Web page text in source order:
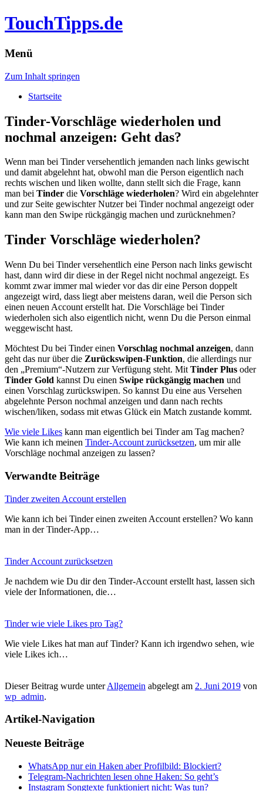
TouchTipps.de
Menü
Zum Inhalt springen
Startseite
Tinder-Vorschläge wiederholen und
nochmal anzeigen: Geht das?
Wenn man bei Tinder versehentlich jemanden nach links gewischt
und damit abgelehnt hat, obwohl man die Person eigentlich nach
rechts wischen und liken wollte, dann stellt sich die Frage, kann
man bei Tinder die Vorschläge wiederholen? Wird ein abgelehnter
und zur Seite gewischter Nutzer bei Tinder nochmal angezeigt oder
kann man den Swipe rückgängig machen und zurücknehmen?
Tinder Vorschläge wiederholen?
Wenn Du bei Tinder versehentlich eine Person nach links gewischt
hast, dann wird dir diese in der Regel nicht nochmal angezeigt. Es
kommt zwar immer mal wieder vor das dir eine Person doppelt
angezeigt wird, dass liegt aber meistens daran, weil die Person sich
einen neuen Account erstellt hat. Die Vorschläge bei Tinder
wiederholen sich also eigentlich nicht, wenn Du die Person einmal
weggewischt hast.
Möchtest Du bei Tinder einen Vorschlag nochmal anzeigen, dann
geht das nur über die Zurückswipen-Funktion, die allerdings nur
den „Premium“-Nutzern zur Verfügung steht. Mit Tinder Plus oder
Tinder Gold kannst Du einen Swipe rückgängig machen und
einen Vorschlag zurückswipen. So kannst Du eine aus Versehen
abgelehnte Person nochmal anzeigen und dann nach rechts
wischen/liken, sodass mit etwas Glück ein Match zustande kommt.
Wie viele Likes kann man eigentlich bei Tinder am Tag machen?
Wie kann ich meinen Tinder-Account zurücksetzen, um mir alle
Vorschläge nochmal anzeigen zu lassen?
Verwandte Beiträge
Tinder zweiten Account erstellen
Wie kann ich bei Tinder einen zweiten Account erstellen? Wo kann
man in der Tinder-App…
Tinder Account zurücksetzen
Je nachdem wie Du dir den Tinder-Account erstellt hast, lassen sich
viele der Informationen, die…
Tinder wie viele Likes pro Tag?
Wie viele Likes hat man auf Tinder? Kann ich irgendwo sehen, wie
viele Likes ich…
Dieser Beitrag wurde unterAllgemein abgelegt am 2. Juni 2019 von
wp_admin.
Artikel-Navigation
Neueste Beiträge
WhatsApp nur ein Haken aber Profilbild: Blockiert?
Telegram-Nachrichten lesen ohne Haken: So geht’s
Instagram Songtexte funktioniert nicht: Was tun?